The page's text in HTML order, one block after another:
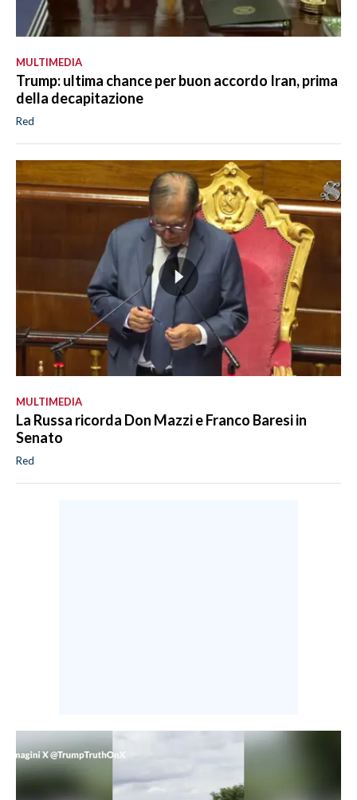
MULTIMEDIA
Trump: ultima chance per buon accordo Iran, prima
della decapitazione
Red
MULTIMEDIA
La Russa ricorda Don Mazzi e Franco Baresi in
Senato
Red